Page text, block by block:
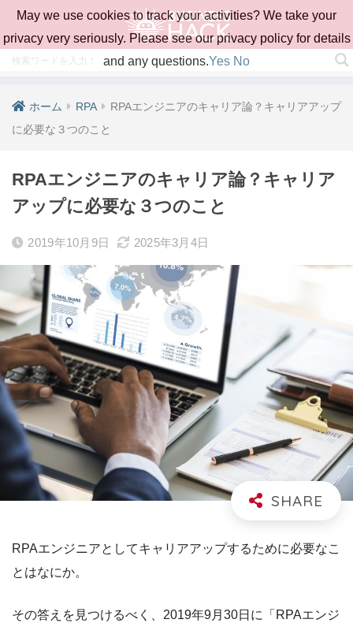
ホーム RPA
RPAエンジニアのキャリア論？キャリアアップ
に必要な３つのこと
RPAエンジニアのキャリア論？キャリア
アップに必要な３つのこと
2019年10月9日 2025年3月4日
RPAエンジニアとしてキャリアアップするために必要なこ
とはなにか。
その答えを見つけるべく、2019年9月30日に「RPAエンジ
May we use cookies to track your activities? We take your
privacy very seriously. Please see our privacy policy for details
and any questions.Yes No